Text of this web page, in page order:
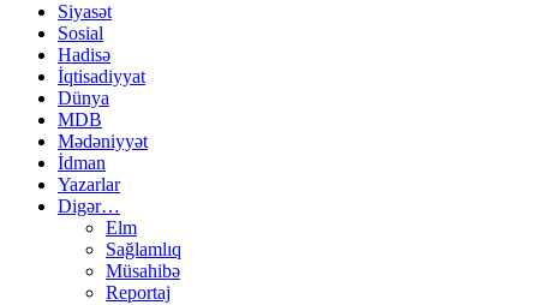
Siyasət
Sosial
Hadisə
İqtisadiyyat
Dünya
MDB
Mədəniyyət
İdman
Yazarlar
Digər…
Elm
Sağlamlıq
Müsahibə
Reportaj